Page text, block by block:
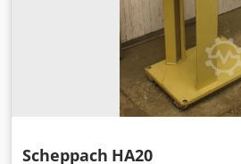
Scheppach HA20